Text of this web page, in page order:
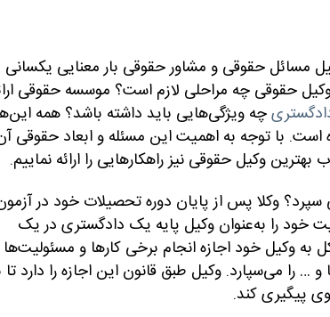
مسائل حقوقی و مشاور حقوقی بار معنایی یکسانی
حقوقی چه مراحلی لازم است؟ موسسه حقوقی
چه ویژگی‌هایی باید داشته باشد؟ همه
با توجه به اهمیت این مسئله و ابعاد حقوقی
بهترین وکیل حقوقی نیز راهکارهایی را ارائه نماییم.
وکلا پس از پایان دوره تحصیلات خود در
خود را به‌عنوان وکیل پایه یک دادگستری در یک
وکیل خود اجازه انجام برخی کارها و مسئولیت‌ها
… را می‌سپارد. وکیل طبق قانون این اجازه را دارد تا
وی پیگیری کند.